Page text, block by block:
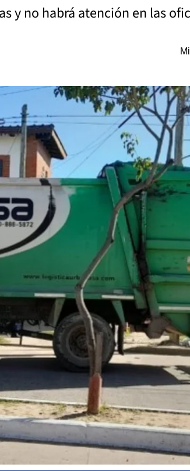
y no habrá atención en las